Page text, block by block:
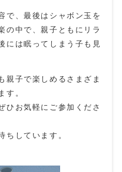
で、最後はシャボン玉を
の中で、親子ともにリラ
には眠ってしまう子も見
親子で楽しめるさまざま
す。
ひお気軽にご参加くださ
ちしています。